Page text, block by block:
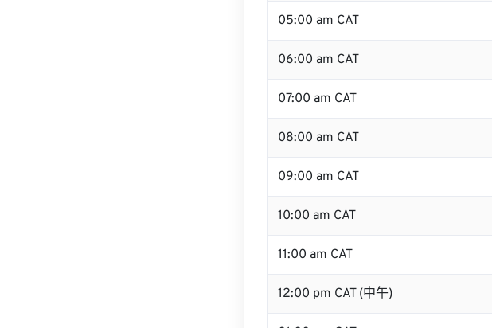
05:00 am CAT
06:00 am CAT
07:00 am CAT
08:00 am CAT
09:00 am CAT
10:00 am CAT
11:00 am CAT
12:00 pm CAT (中午)